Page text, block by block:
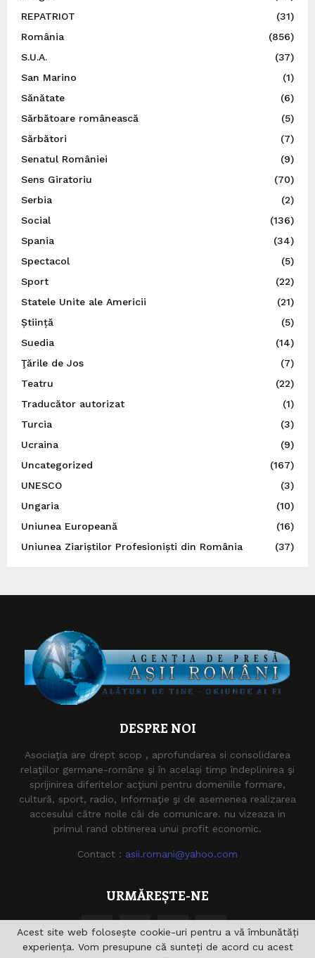
REPATRIOT
(31)
România
(856)
S.U.A.
(37)
San Marino
(1)
Sănătate
(6)
Sărbătoare românească
(5)
Sărbători
(7)
Senatul României
(9)
Sens Giratoriu
(70)
Serbia
(2)
Social
(136)
Spania
(34)
Spectacol
(5)
Sport
(22)
Statele Unite ale Americii
(21)
Știință
(5)
Suedia
(14)
Ţările de Jos
(7)
Teatru
(22)
Traducător autorizat
(1)
Turcia
(3)
Ucraina
(9)
Uncategorized
(167)
UNESCO
(3)
Ungaria
(10)
Uniunea Europeană
(16)
Uniunea Ziariștilor Profesioniști din România
(37)
DESPRE NOI
Asociaţia are drept scop , aprofundarea si consolidarea
relaţiilor germane-române şi în acelaşi timp îndeplinirea şi
sprijinirea diferitelor acţiuni pentru domeniile formare,
cultură, sport, radio, Informaţie şi de asemenea realizarea
accesului către noile căi de comunicare. nu vizeaza in
primul rand obtinerea unui profit economic.
Contact : asii.romani@yahoo.com
URMĂREȘTE-NE
Acest site web folosește cookie-uri pentru a vă îmbunătăți
experiența. Vom presupune că sunteți de acord cu acest